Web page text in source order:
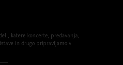
katere koncerte, predavanja,
in drugo pripravljamo v